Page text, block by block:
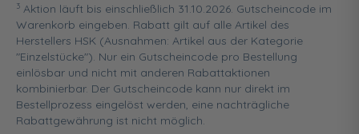
3 Aktion läuft bis einschließlich 31.10.2026. Gutscheincode im
Warenkorb eingeben. Rabatt gilt auf alle Artikel des
Herstellers HSK (Ausnahmen: Artikel aus der Kategorie
"Einzelstücke"). Nur ein Gutscheincode pro Bestellung
einlösbar und nicht mit anderen Rabattaktionen
kombinierbar. Der Gutscheincode kann nur direkt im
Bestellprozess eingelöst werden, eine nachträgliche
Rabattgewährung ist nicht möglich.